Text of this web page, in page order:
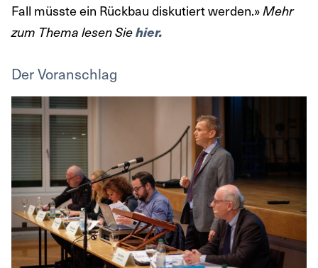
Fall müsste ein Rückbau diskutiert werden.»Mehr
zum Thema lesen Siehier.
Der Voranschlag